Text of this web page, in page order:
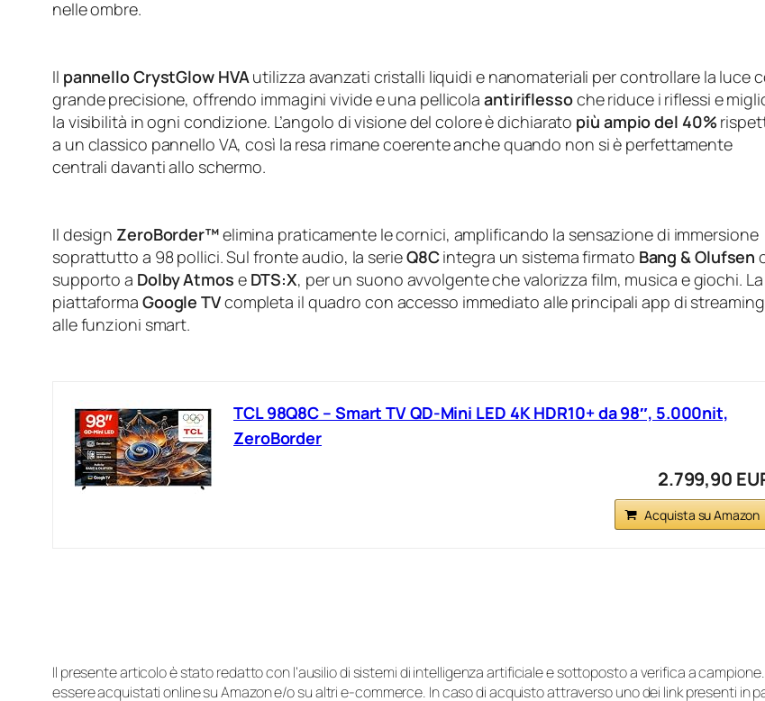
nelle ombre.
Il pannello CrystGlow HVAutilizza avanzati cristalli liquidi e nanomateriali per controllare la luce
grande precisione, offrendo immagini vivide e una pellicola antiriflessoche riduce i riflessi e
la visibilità in ogni condizione. L’angolo di visione del colore è dichiarato più ampio del 40%
a un classico pannello VA, così la resa rimane coerente anche quando non si è perfettamente
centrali davanti allo schermo.
Il design ZeroBorder™elimina praticamente le cornici, amplificando la sensazione di immersione
soprattutto a 98 pollici. Sul fronte audio, la serieQ8Cintegra un sistema firmato Bang & Olufsen
supporto a Dolby Atmos e DTS:X, per un suono avvolgente che valorizza film, musica e giochi. La
piattaforma Google TVcompleta il quadro con accesso immediato alle principali app di
alle funzioni smart.
TCL 98Q8C – Smart TV QD‑Mini LED 4K HDR10+ da 98″, 5.000nit,
ZeroBorder
2.799,90
Acquista su Amazon
Il presente articolo è stato redatto con l’ausilio di sistemi di intelligenza artificiale e sottoposto a verifica a
essere acquistati online su Amazon e/o su altri e-commerce. In caso di acquisto attraverso uno dei link presenti in